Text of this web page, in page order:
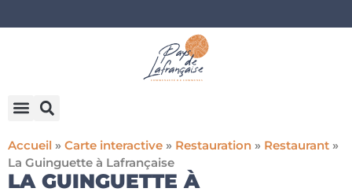
Accueil » Carte interactive » Restauration » Restaurant »
La Guinguette à Lafrançaise
LA GUINGUETTE À